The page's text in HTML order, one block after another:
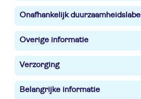
Onafhankelijk duurzaamheidslabel
Overige informatie
Verzorging
Belangrijke informatie